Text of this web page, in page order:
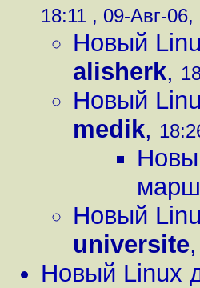
18:11 , 09-Авг-06,
Новый
alisherk,
Новый
medik,
Новый
universite,
Новый Linux